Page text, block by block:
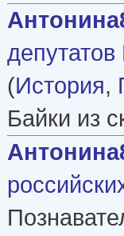
(История,
Байки из